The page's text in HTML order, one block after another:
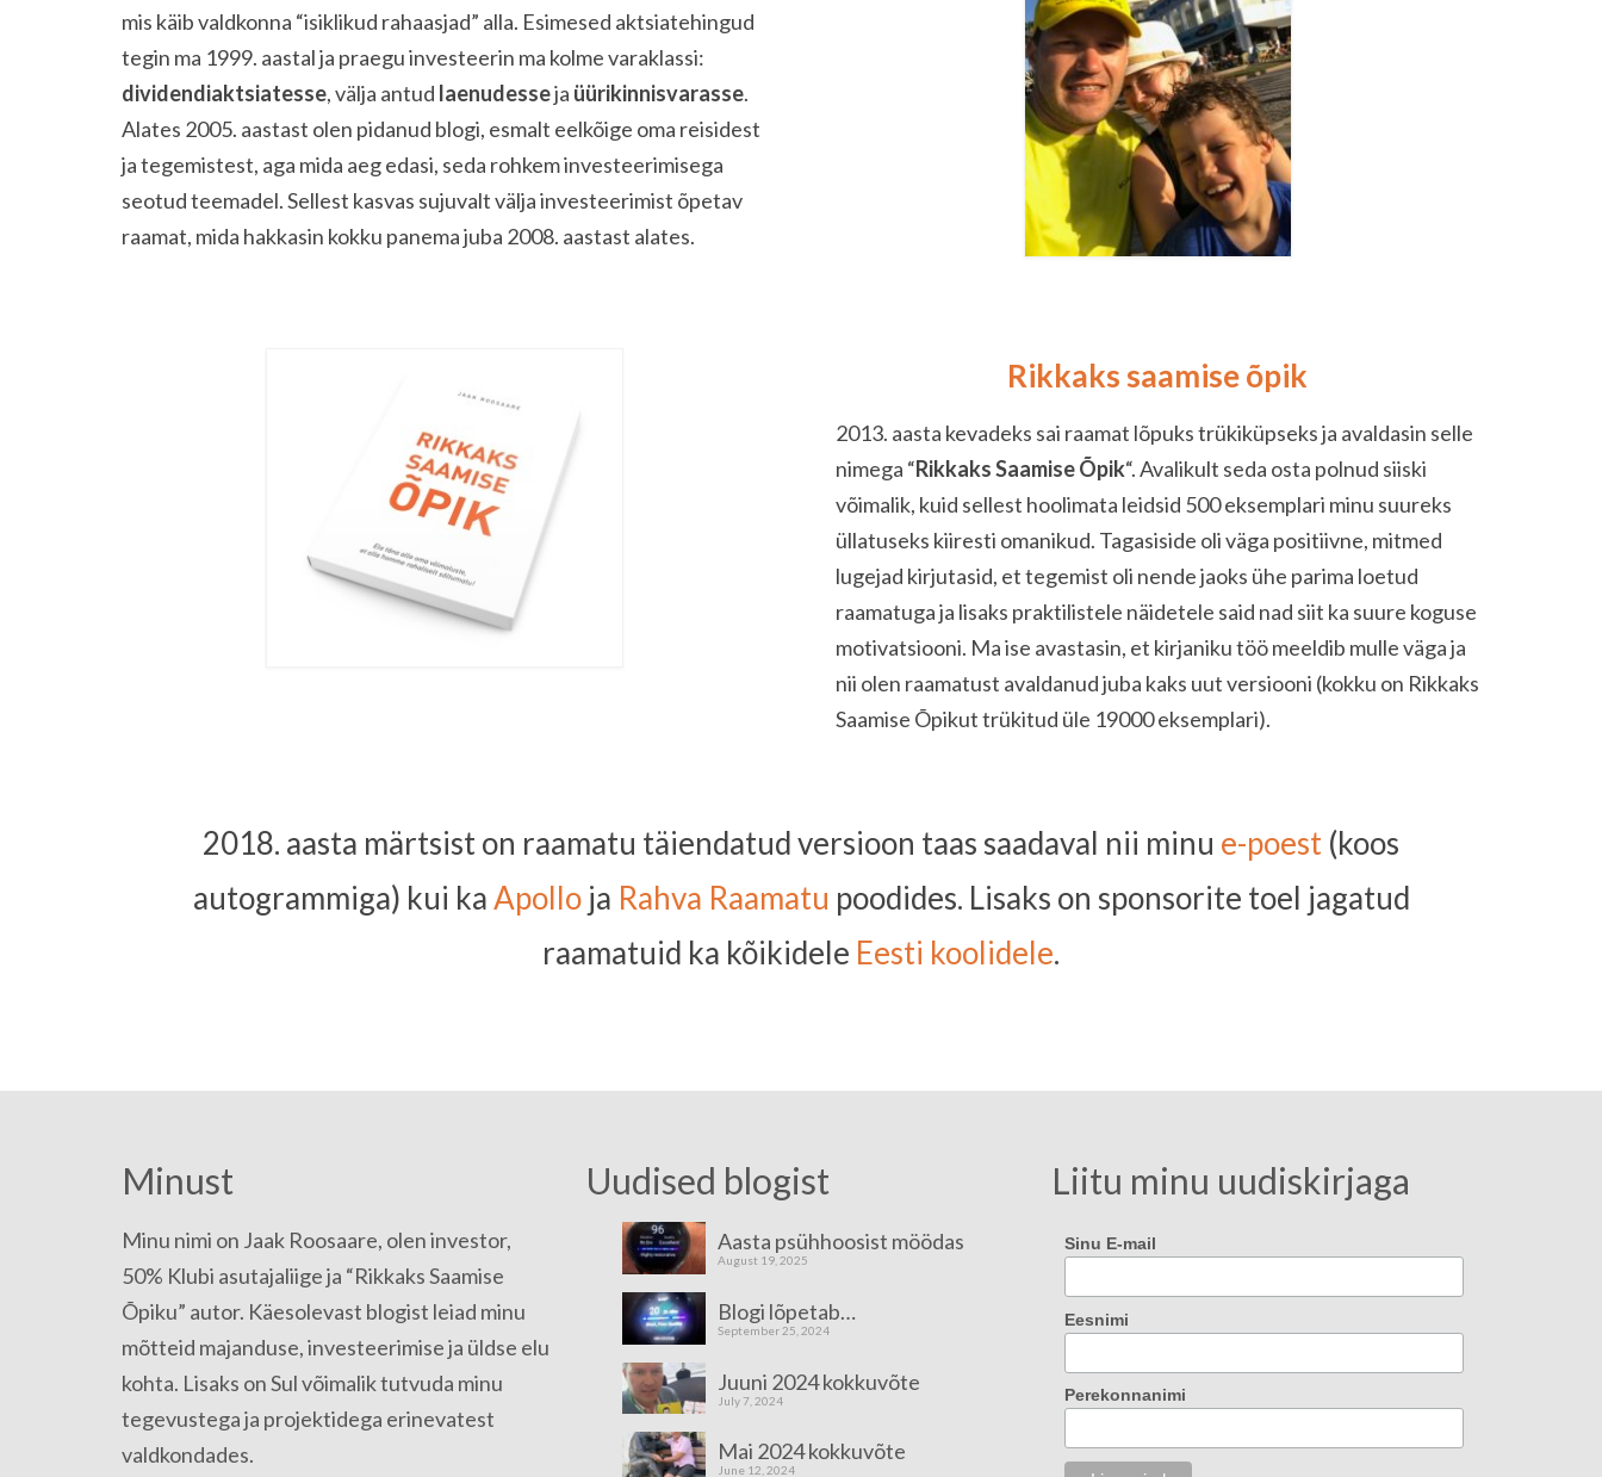
mis käib valdkonna “isiklikud rahaasjad” alla. Esimesed aktsiatehingud
tegin ma 1999. aastal ja praegu investeerin ma kolme varaklassi:
dividendiaktsiatesse, välja antud laenudesseja üürikinnisvarasse.
Alates 2005. aastast olen pidanud blogi, esmalt eelkõige oma reisidest
ja tegemistest, aga mida aeg edasi, seda rohkem investeerimisega
seotud teemadel. Sellest kasvas sujuvalt välja investeerimist õpetav
raamat, mida hakkasin kokku panema juba 2008. aastast alates.
Rikkaks saamise õpik
2013. aasta kevadeks sai raamat lõpuks trükiküpseks ja avaldasin selle
nimega “Rikkaks Saamise Õpik“. Avalikult seda osta polnud siiski
võimalik, kuid sellest hoolimata leidsid 500 eksemplari minu suureks
üllatuseks kiiresti omanikud. Tagasiside oli väga positiivne, mitmed
lugejad kirjutasid, et tegemist oli nende jaoks ühe parima loetud
raamatuga ja lisaks praktilistele näidetele said nad siit ka suure koguse
motivatsiooni. Ma ise avastasin, et kirjaniku töö meeldib mulle väga ja
nii olen raamatust avaldanud juba kaks uut versiooni (kokku on Rikkaks
Saamise Õpikut trükitud üle 19000 eksemplari).
2018. aasta märtsist on raamatu täiendatud versioon taas saadaval nii minu e-poest (koos
autogrammiga) kui kaApolloja Rahva Raamatu poodides. Lisaks on sponsorite toel jagatud
raamatuid ka kõikidele Eesti koolidele.
Minust
Minu nimi on Jaak Roosaare, olen investor,
50% Klubi asutajaliige ja “Rikkaks Saamise
Õpiku” autor. Käesolevast blogist leiad minu
mõtteid majanduse, investeerimise ja üldse elu
kohta. Lisaks on Sul võimalik tutvuda minu
tegevustega ja projektidega erinevatest
valdkondades.
Uudised blogist
Aasta psühhoosist möödas
August 19, 2025
Blogi lõpetab…
September 25, 2024
Juuni 2024 kokkuvõte
July 7, 2024
Mai 2024 kokkuvõte
June 12, 2024
Liitu minu uudiskirjaga
Sinu E-mail
Eesnimi
Perekonnanimi